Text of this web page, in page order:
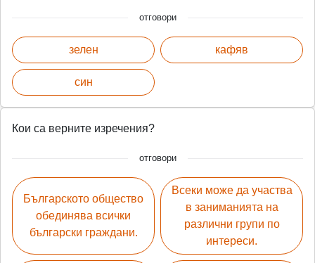
отговори
зелен
син
кафяв
Кои са верните изречения?
отговори
Българското общество
обединява всички
български граждани.
Всеки може да участва
в заниманията на
различни групи по
интереси.